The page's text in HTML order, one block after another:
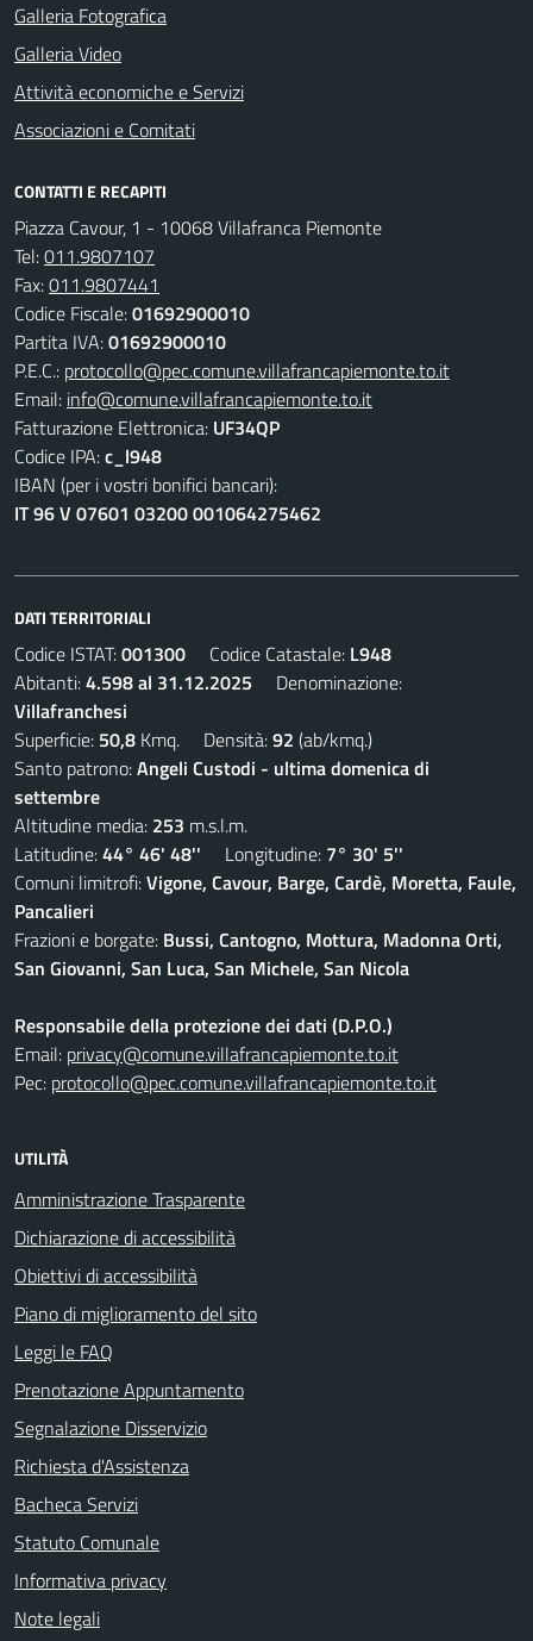
Galleria Fotografica
Galleria Video
Attività economiche e Servizi
Associazioni e Comitati
CONTATTI E RECAPITI
Piazza Cavour, 1 - 10068 Villafranca Piemonte
Tel:011.9807107
Fax:011.9807441
Codice Fiscale:01692900010
Partita IVA:01692900010
P.E.C.: protocollo@pec.comune.villafrancapiemonte.to.it
Email: info@comune.villafrancapiemonte.to.it
Fatturazione Elettronica: UF34QP
Codice IPA:c_l948
IBAN (per i vostri bonifici bancari):
IT 96 V 07601 03200 001064275462
DATI TERRITORIALI
Codice ISTAT:001300 Codice Catastale: L948
Abitanti:4.598 al 31.12.2025 Denominazione:
Villafranchesi
Superficie: 50,8 Kmq. Densità:92 (ab/kmq.)
Santo patrono:Angeli Custodi - ultima domenica di
settembre
Altitudine media: 253 m.s.l.m.
Latitudine:44° 46' 48'' Longitudine: 7° 30' 5''
Comuni limitrofi:Vigone, Cavour, Barge, Cardè, Moretta, Faule,
Pancalieri
Frazioni e borgate: Bussi, Cantogno, Mottura, Madonna Orti,
San Giovanni, San Luca, San Michele, San Nicola
Responsabile della protezione dei dati (D.P.O.)
Email: privacy@comune.villafrancapiemonte.to.it
Pec: protocollo@pec.comune.villafrancapiemonte.to.it
UTILITÀ
Amministrazione Trasparente
Dichiarazione di accessibilità
Obiettivi di accessibilità
Piano di miglioramento del sito
Leggi le FAQ
Prenotazione Appuntamento
Segnalazione Disservizio
Richiesta d'Assistenza
Bacheca Servizi
Statuto Comunale
Informativa privacy
Note legali